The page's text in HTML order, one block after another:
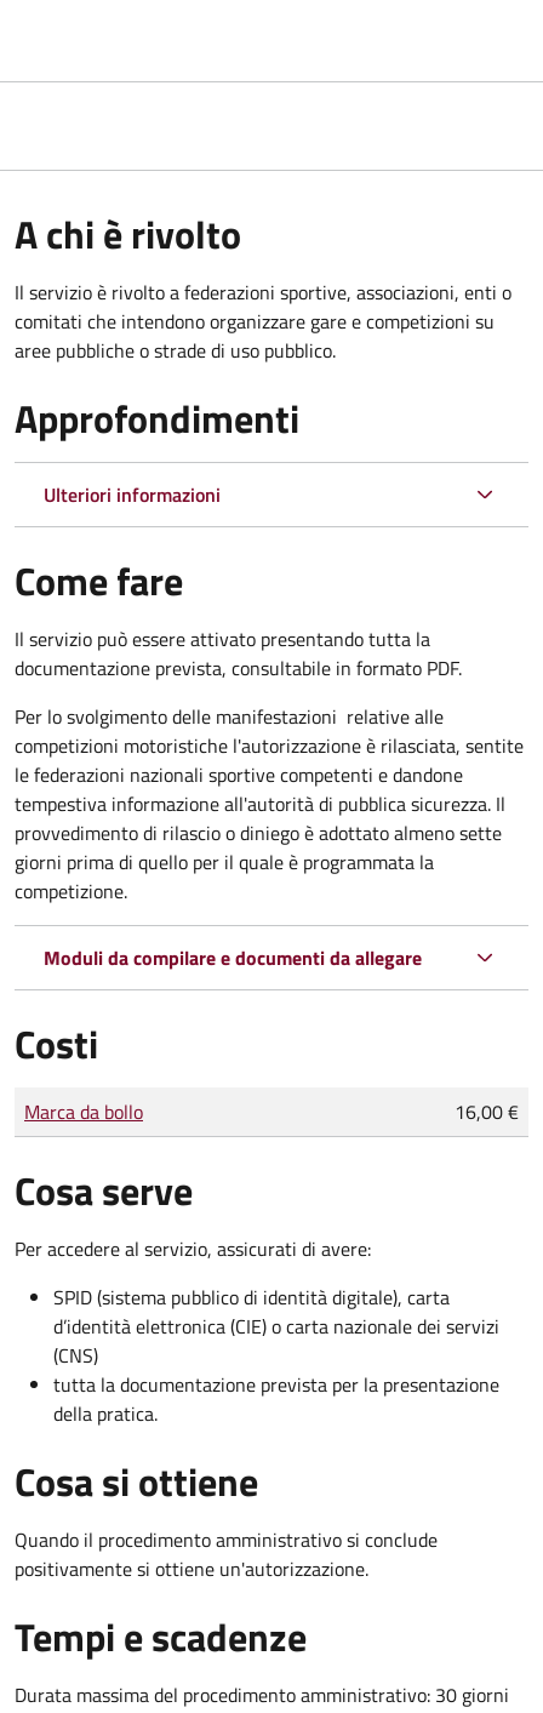
A chi è rivolto
Il servizio è rivolto a federazioni sportive, associazioni, enti o
comitati che intendono organizzare gare e competizioni su
aree pubbliche o strade di uso pubblico.
Approfondimenti
Ulteriori informazioni
Come fare
Il servizio può essere attivato presentando tutta la
documentazione prevista, consultabile in formato PDF.
Per lo svolgimento delle manifestazioni relative alle
competizioni motoristiche l'autorizzazione è rilasciata, sentite
le federazioni nazionali sportive competenti e dandone
tempestiva informazione all'autorità di pubblica sicurezza. Il
provvedimento di rilascio o diniego è adottato almeno sette
giorni prima di quello per il quale è programmata la
competizione.
Moduli da compilare e documenti da allegare
Costi
Tipo di pagamento
Importo
Marca da bollo 16,00 €
Cosa serve
Per accedere al servizio, assicurati di avere:
SPID (sistema pubblico di identità digitale), carta
d’identità elettronica (CIE) o carta nazionale dei servizi
(CNS)
tutta la documentazione prevista per la presentazione
della pratica.
Cosa si ottiene
Quando il procedimento amministrativo si conclude
positivamente si ottiene un'autorizzazione.
Tempi e scadenze
Durata massima del procedimento amministrativo: 30 giorni